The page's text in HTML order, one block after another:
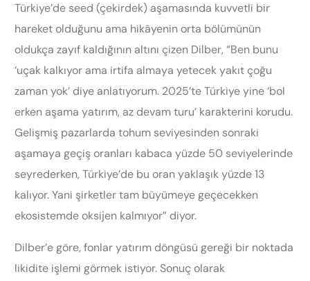
Türkiye’de seed (çekirdek) aşamasında kuvvetli bir
hareket olduğunu ama hikâyenin orta bölümünün
oldukça zayıf kaldığının altını çizen Dilber, “Ben bunu
‘uçak kalkıyor ama irtifa almaya yetecek yakıt çoğu
zaman yok’ diye anlatıyorum. 2025’te Türkiye yine ‘bol
erken aşama yatırım, az devam turu’ karakterini korudu.
Gelişmiş pazarlarda tohum seviyesinden sonraki
aşamaya geçiş oranları kabaca yüzde 50 seviyelerinde
seyrederken, Türkiye’de bu oran yaklaşık yüzde 13
kalıyor. Yani şirketler tam büyümeye geçecekken
ekosistemde oksijen kalmıyor” diyor.
Dilber’e göre, fonlar yatırım döngüsü gereği bir noktada
likidite işlemi görmek istiyor. Sonuç olarak